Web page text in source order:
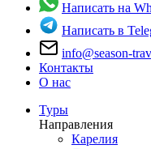
Написать на
Написать в
info@season-
Контакты
О нас
Туры
Направления
Карелия